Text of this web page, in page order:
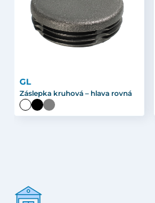
GL
Záslepka kruhová – hlava rovná